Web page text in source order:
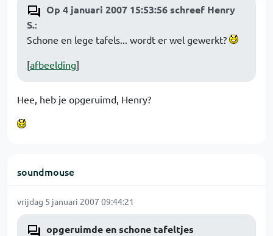
Op 4 januari 2007 15:53:56 schreef Henry
S.:
Schone en lege tafels... wordt er wel gewerkt?
[afbeelding]
Hee, heb je opgeruimd, Henry?
soundmouse
vrijdag 5 januari 2007 09:44:21
opgeruimde en schone tafeltjes